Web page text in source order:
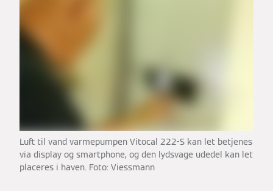
Luft til vand varmepumpen Vitocal 222-S kan let betjenes
via display og smartphone, og den lydsvage udedel kan let
placeres i haven. Foto: Viessmann